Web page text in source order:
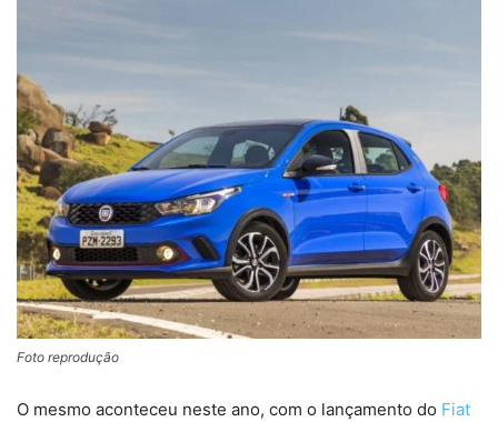
Foto reprodução
O mesmo aconteceu neste ano, com o lançamento do Fiat